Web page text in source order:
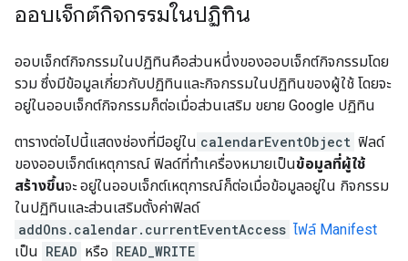
ออบเจ็กต์กิจกรรมในปฏิทิน
ออบเจ็กต์กิจกรรมในปฏิทินคือส่วนหนึ่งของออบเจ็กต์กิจกรรมโดย
รวม ซึ่งมีข้อมูลเกี่ยวกับปฏิทินและกิจกรรมในปฏิทินของผู้ใช้ โดยจะ
อยู่ในออบเจ็กต์กิจกรรมก็ต่อเมื่อส่วนเสริม ขยาย Google ปฏิทิน
ตารางต่อไปนี้แสดงช่องที่มีอยู่ใน calendarEventObject ฟิลด์
ของออบเจ็กต์เหตุการณ์ ฟิลด์ที่ทําเครื่องหมายเป็นข้อมูลที่ผู้ใช้
สร้างขึ้นจะ อยู่ในออบเจ็กต์เหตุการณ์ก็ต่อเมื่อข้อมูลอยู่ใน กิจกรรม
ในปฏิทินและส่วนเสริมตั้งค่าฟิลด์
addOns.calendar.currentEventAccess ไฟล์ Manifest
เป็น READ หรือ READ_WRITE